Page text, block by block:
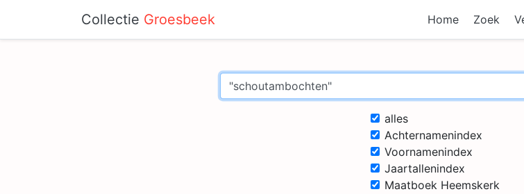
Collectie Groesbeek Home Zoek
alles
Achternamenindex
Voornamenindex
Jaartallenindex
Maatboek Heemskerk